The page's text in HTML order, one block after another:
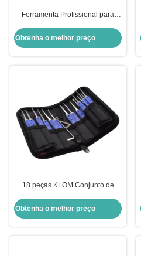
Ferramenta Profissional para
Ferramenta de Chaveiro, Extrator
de Núcleo, Ferramentas de Pick
Obtenha o melhor preço
18 peças KLOM Conjunto de
Inoxidável para Abertura de
Fechaduras Ferramentas de
Obtenha o melhor preço